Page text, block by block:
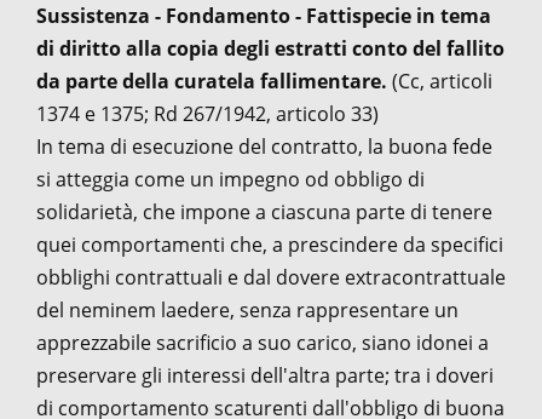
Sussistenza - Fondamento - Fattispecie in tema
di diritto alla copia degli estratti conto del fallito
da parte della curatela fallimentare. (Cc, articoli
1374 e 1375; Rd 267/1942, articolo 33)
In tema di esecuzione del contratto, la buona fede
si atteggia come un impegno od obbligo di
solidarietà, che impone a ciascuna parte di tenere
quei comportamenti che, a prescindere da specifici
obblighi contrattuali e dal dovere extracontrattuale
del neminem laedere, senza rappresentare un
apprezzabile sacrificio a suo carico, siano idonei a
preservare gli interessi dell'altra parte; tra i doveri
di comportamento scaturenti dall'obbligo di buona